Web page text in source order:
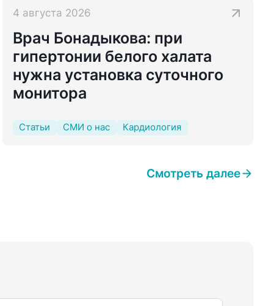
4 августа 2026
Врач Бонадыкова: при
гипертонии белого халата
нужна установка суточного
монитора
Статьи СМИ о нас Кардиология
Смотреть далее